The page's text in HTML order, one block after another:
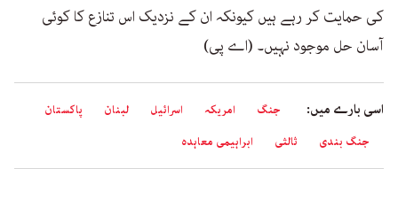
کی حمایت کر رہے ہیں کیونکہ ان کے نزدیک اس تنازع کا کوئی
آسان حل موجود نہیں۔ (اے پی)
اسی بارے میں: جنگ امریکہ اسرائیل لبنان
پاکستان
جنگ بندی
ثالثی ابراہیمی معاہدہ